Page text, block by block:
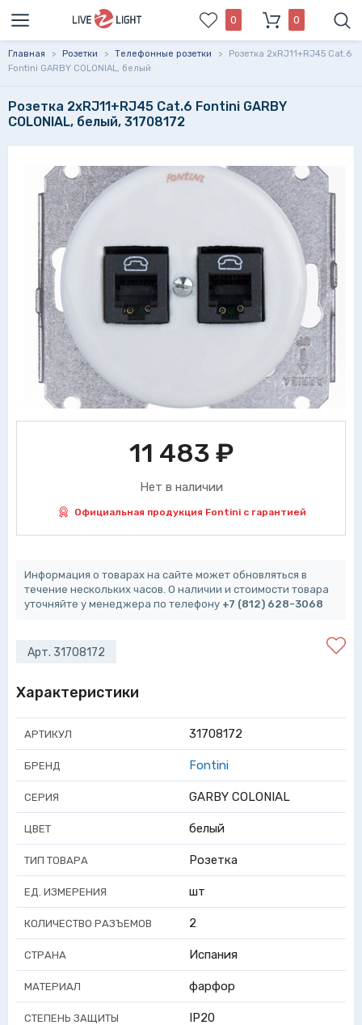
0 0
Главная > Розетки > Телефонные розетки >
Розетка 2xRJ11+RJ45 Cat.6
Fontini GARBY COLONIAL, белый
Розетка 2xRJ11+RJ45 Cat.6 Fontini GARBY
COLONIAL, белый, 31708172
11 483 ₽
Нет в наличии
Официальная продукция Fontini с гарантией
Информация о товарах на сайте может обновляться в
течение нескольких часов. О наличии и стоимости товара
уточняйте у менеджера по телефону +7 (812) 628-3068
Арт. 31708172
Характеристики
АРТИКУЛ 31708172
БРЕНД Fontini
СЕРИЯ GARBY COLONIAL
ЦВЕТ белый
ТИП ТОВАРА Розетка
ЕД. ИЗМЕРЕНИЯ шт
КОЛИЧЕСТВО РАЗЪЕМОВ 2
СТРАНА Испания
МАТЕРИАЛ фарфор
СТЕПЕНЬ ЗАЩИТЫ IP20